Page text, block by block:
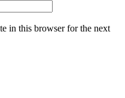
in this browser for the next